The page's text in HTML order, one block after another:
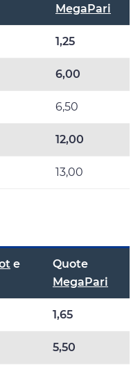
MegaPari
1,25
6,00
6,50
12,00
13,00
e
Quote
MegaPari
1,65
5,50